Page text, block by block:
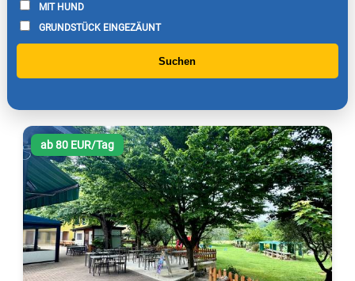
MIT HUND
GRUNDSTÜCK EINGEZÄUNT
Suchen
ab 80 EUR/Tag